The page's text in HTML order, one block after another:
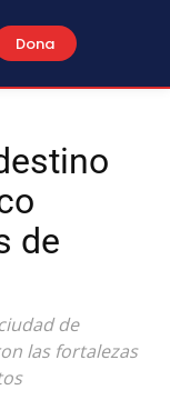
Dona
de
de
las fortalezas